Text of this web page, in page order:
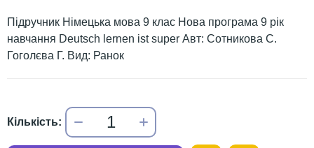
Підручник Німецька мова 9 клас Нова програма 9 рік
навчання Deutsch lernen ist super Авт: Сотникова С.
Гоголєва Г. Вид: Ранок